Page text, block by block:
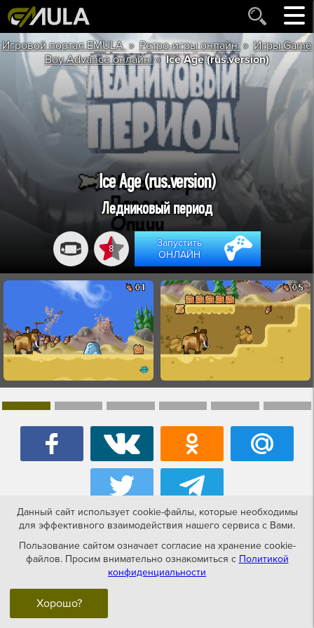
Игровой портал EMULA »Ретро-игры онлайн »Игры Game
Boy Advance онлайн »Ice Age (rus.version)
Ice Age (rus.version)
Ледниковый период
8
Запустить
ОНЛАЙН
История создания игрыIce Age
(rus.version)(Ледниковый период)
Данный сайт использует cookie-файлы, которые необходимы
для эффективного взаимодействия нашего сервиса с Вами.
Пользование сайтом означает согласие на хранение cookie-
файлов. Просим внимательно ознакомиться с Политикой
конфиденциальности
Хорошо?